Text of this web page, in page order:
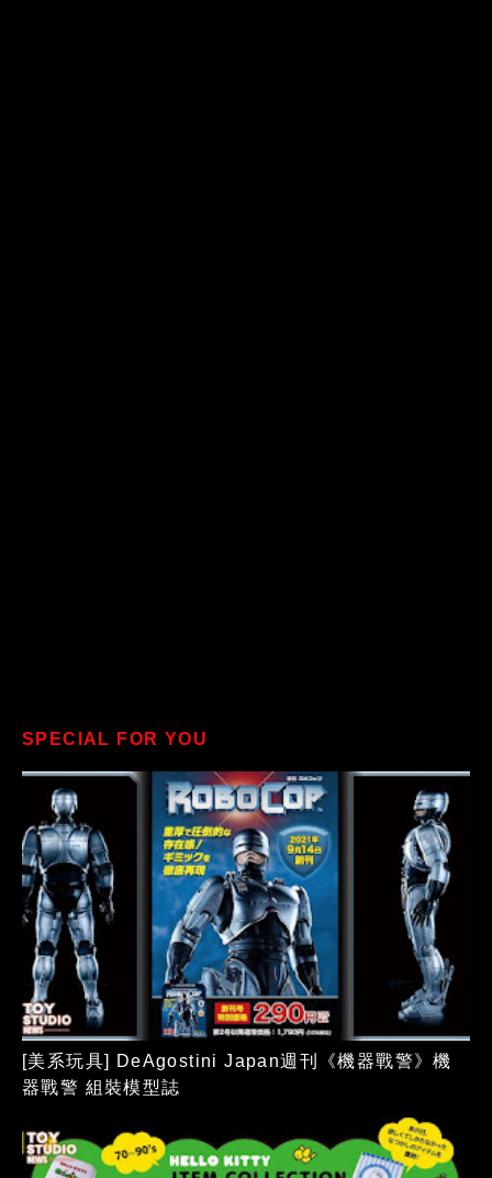
SPECIAL FOR YOU
[美系玩具] DeAgostini Japan週刊《機器戰警》機
器戰警 組裝模型誌